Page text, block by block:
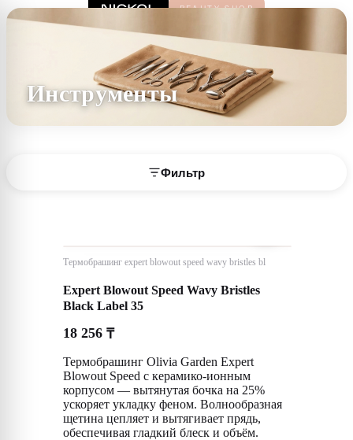
Инструменты
Фильтр
Термобрашинг expert blowout speed wavy bristles bl
Expert Blowout Speed Wavy Bristles
Black Label 35
18 256 ₸
Термобрашинг Olivia Garden Expert
Blowout Speed с керамико-ионным
корпусом — вытянутая бочка на 25%
ускоряет укладку феном. Волнообразная
щетина цепляет и вытягивает прядь,
обеспечивая гладкий блеск и объём.